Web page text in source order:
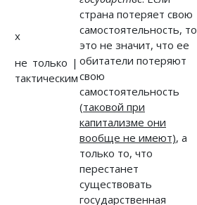
x
не только |
тактическим
страна потеряет свою
самостоятельность, то
это не значит, что ее
обитатели потеряют
свою
самостоятельность
(таковой при
капитализме они
вообще не имеют), а
только то, что
перестанет
существовать
государственная